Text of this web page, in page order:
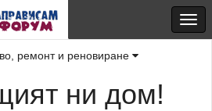
ремонт и реновиране
ни дом!